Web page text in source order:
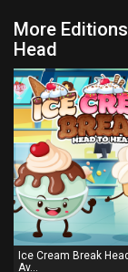
More
Head
Ice Cream Break
Av...